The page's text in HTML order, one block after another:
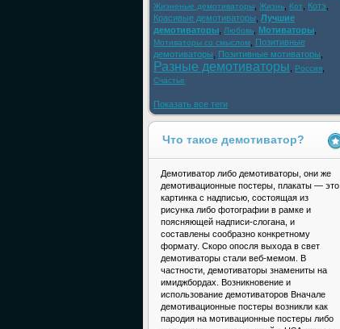
Жизненые демотиваторы Жизнь Кот Котэ
Красивые демотиваторы Лучшие
демотиваторы
Любовь Мотиваторы
Мотиваторы со смыслом
Позитивные
демотиваторы
Позитивные мотиваторы
Разные демотиваторы Россия
Счастье
Показать все теги
Что такое демотиватор?
Демотиватор либо демотиваторы, они же
демотивационные постеры, плакаты — это
картинка с надписью, состоящая из
рисунка либо фотографии в рамке и
поясняющей надписи-слогана, и
составлены сообразно конкретному
формату. Скоро опосля выхода в свет
демотиваторы стали веб-мемом. В
частности, демотиваторы знамениты на
имиджбордах. Возникновение и
использование демотиваторов Вначале
демотивационные постеры возникли как
пародия на мотивационные постеры либо